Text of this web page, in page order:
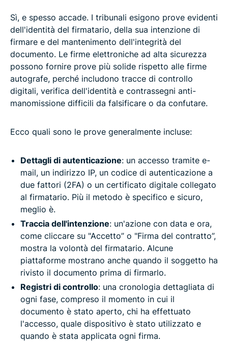
Sì, e spesso accade. I tribunali esigono prove evidenti
dell'identità del firmatario, della sua intenzione di
firmare e del mantenimento dell'integrità del
documento. Le firme elettroniche ad alta sicurezza
possono fornire prove più solide rispetto alle firme
autografe, perché includono tracce di controllo
digitali, verifica dell'identità e contrassegni anti-
manomissione difficili da falsificare o da confutare.
Ecco quali sono le prove generalmente incluse:
Dettagli di autenticazione: un accesso tramite e-
mail, un indirizzo IP, un codice di autenticazione a
due fattori (2FA) o un certificato digitale collegato
al firmatario. Più il metodo è specifico e sicuro,
meglio è.
Traccia dell'intenzione: un'azione con data e ora,
come cliccare su "Accetto” o "Firma del contratto”,
mostra la volontà del firmatario. Alcune
piattaforme mostrano anche quando il soggetto ha
rivisto il documento prima di firmarlo.
Registri di controllo: una cronologia dettagliata di
ogni fase, compreso il momento in cui il
documento è stato aperto, chi ha effettuato
l'accesso, quale dispositivo è stato utilizzato e
quando è stata applicata ogni firma.